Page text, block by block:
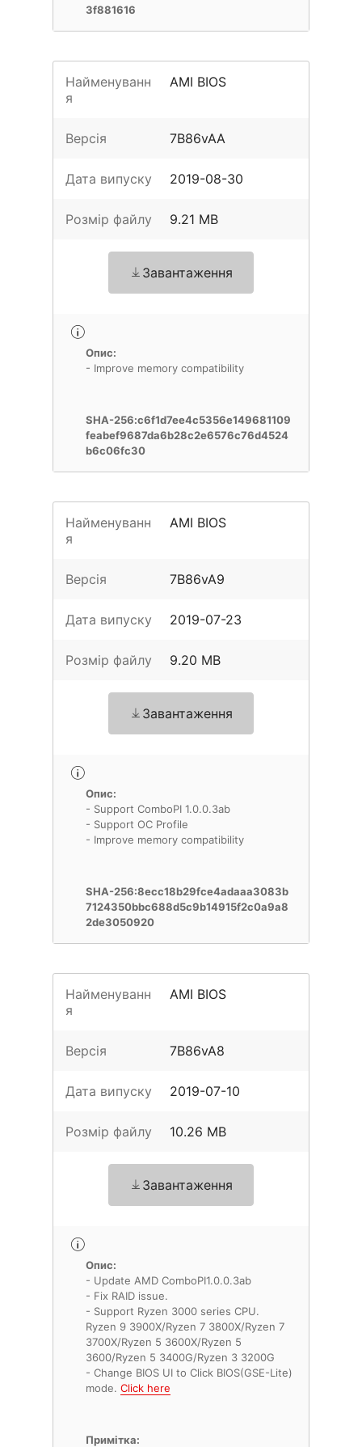
3f881616
Найменуванн
я
AMI BIOS
Версія 7B86vAA
Дата випуску 2019-08-30
Розмір файлу 9.21 MB
Завантаження
Опис:
- Improve memory compatibility
SHA-256:c6f1d7ee4c5356e149681109
feabef9687da6b28c2e6576c76d4524
b6c06fc30
Найменуванн
я
AMI BIOS
Версія 7B86vA9
Дата випуску 2019-07-23
Розмір файлу 9.20 MB
Завантаження
Опис:
- Support ComboPI 1.0.0.3ab
- Support OC Profile
- Improve memory compatibility
SHA-256:8ecc18b29fce4adaaa3083b
7124350bbc688d5c9b14915f2c0a9a8
2de3050920
Найменуванн
я
AMI BIOS
Версія 7B86vA8
Дата випуску 2019-07-10
Розмір файлу 10.26 MB
Завантаження
Опис:
- Update AMD ComboPI1.0.0.3ab
- Fix RAID issue.
- Support Ryzen 3000 series CPU.
Ryzen 9 3900X/Ryzen 7 3800X/Ryzen 7
3700X/Ryzen 5 3600X/Ryzen 5
3600/Ryzen 5 3400G/Ryzen 3 3200G
- Change BIOS UI to Click BIOS(GSE-Lite)
mode. Click here
Примітка: